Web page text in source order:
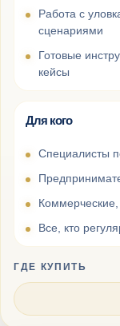
Работа с
сценариями
Готовые
кейсы
Для кого
Специалисты
Все, кто
ГДЕ КУПИТЬ